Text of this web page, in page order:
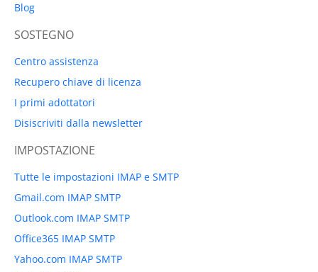
Blog
SOSTEGNO
Centro assistenza
Recupero chiave di licenza
I primi adottatori
Disiscriviti dalla newsletter
IMPOSTAZIONE
Tutte le impostazioni IMAP e SMTP
Gmail.com IMAP SMTP
Outlook.com IMAP SMTP
Office365 IMAP SMTP
Yahoo.com IMAP SMTP